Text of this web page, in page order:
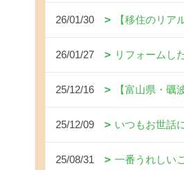
26/01/30 【移住のリ
26/01/27 リフォームし
25/12/16 【富山県・
25/12/09 いつもお世話
25/08/31 一番うれしい